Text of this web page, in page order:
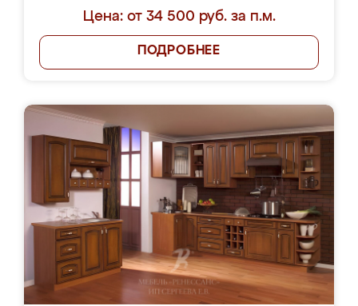
Цена: от 34 500 руб. за п.м.
ПОДРОБНЕЕ